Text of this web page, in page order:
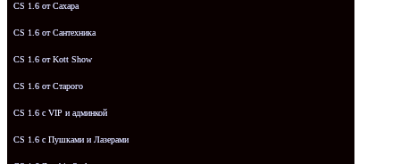
CS 1.6 от Сахара
CS 1.6 от Сантехника
CS 1.6 от Kott Show
CS 1.6 от Старого
CS 1.6 с VIP и админкой
CS 1.6 с Пушками и Лазерами